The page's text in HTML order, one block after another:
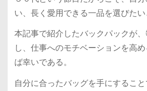
い、長く愛用できる一品を選びたい
本記事で紹介したバックパックが
し、仕事へのモチベーションを高
ば幸いである。
自分に合ったバッグを手にするこ